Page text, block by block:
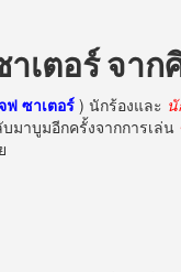
าเตอร์ จ
ฟ ซาเตอร์ ) นักร้องและ
มาบูมอีกครั้งจากการเล่น